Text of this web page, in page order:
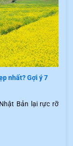
nhất? Gợi ý 7
Bản lại rực rỡ